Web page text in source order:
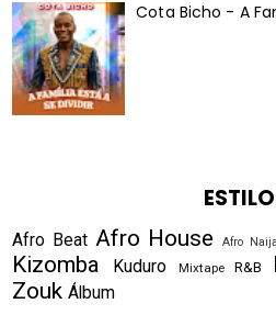
Cota Bicho - A
Afro Beat Afro House Afro Naija
Kizomba Kuduro Mixtape R&B
Zouk Álbum